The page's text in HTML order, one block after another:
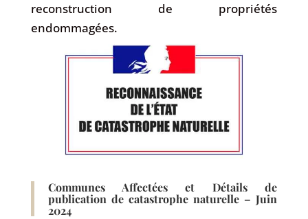
reconstruction de propriétés
endommagées.
Communes Affectées et Détails de
publication de catastrophe naturelle – Juin
2024